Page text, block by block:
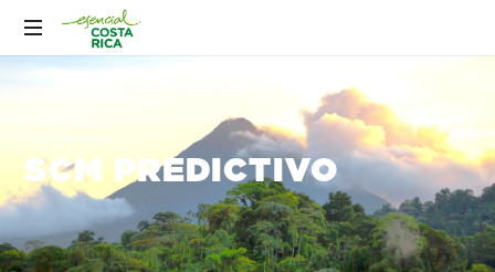
SCM PREDICTIVO